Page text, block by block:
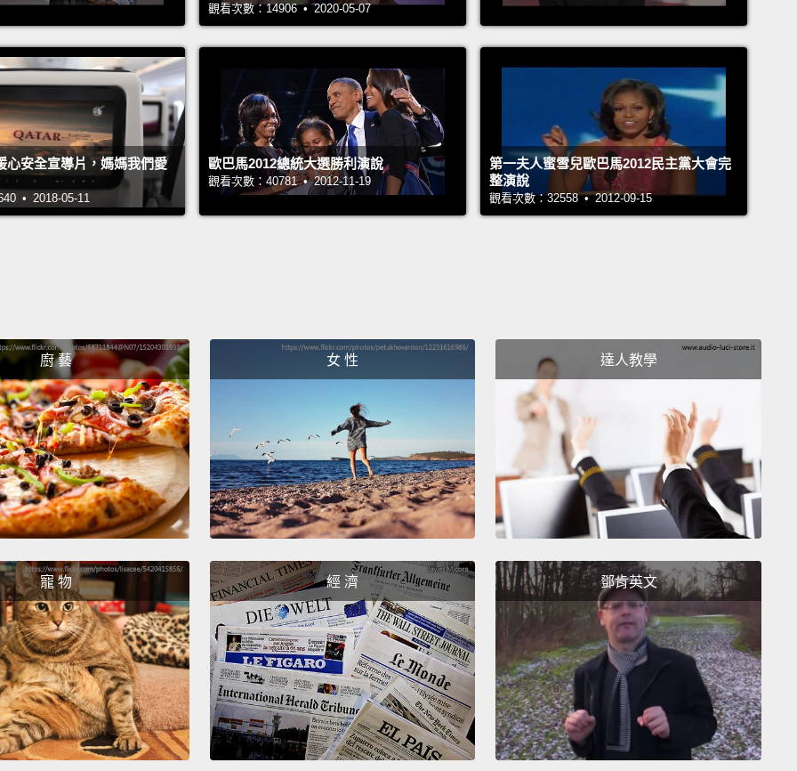
道，很明顯地展示出她的堪薩斯本質，但她對我們大家來說是
個源源不絕的力量來源。這是個在蕭條時期長大的女人，從來
沒有機會上大學，從當秘書開始一路力爭上游，成為一家銀行
的副總。坦白說，如果沒有無形限制(這裡是指性別歧視)的
話，她可能已經接管那銀行了。
Michelle's the best mom I know. She cares deeply about
She combines the ability to make the kids feel completely
loved with a real sense of being able to provide the kids
with limits.
She is pretty good at it. The proof is in those
girls who are magical.
And I'd like to say that I have
something to do with it, but I think in fairness I've gotta
give her most of the credit.
她結合了讓孩子感受到完全被愛的能力，和有著能夠為孩子設
身上。而我想要說那跟我也有點關係，但是我想公平來說我必
須大部分歸功於她。
I've said not to let you go. Okay.
我說過不讓妳離開了。好啊。
That model of strong responsible women but also
incredibly loving women has been a great gift for my girls,
觀看次數：14906 • 2020-05-07
心安全宣導片，媽媽我們愛
• 2018-05-11
歐巴馬2012總統大選勝利演說
觀看次數：40781 • 2012-11-19
第一夫人蜜雪兒歐巴馬2012民主黨大會完
整演說
觀看次數：32558 • 2012-09-15
廚 藝 女 性 達人教學
寵 物 經 濟 鄧肯英文